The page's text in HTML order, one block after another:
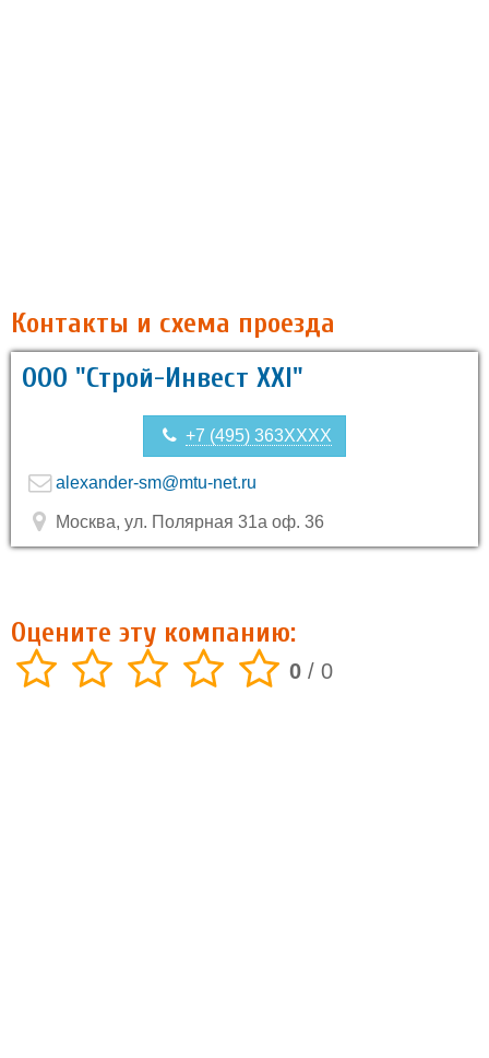
Контакты и схема проезда
OOO "Строй-Инвест ХХI"
+7 (495) 363XXXX
alexander-sm@mtu-net.ru
Москва, ул. Полярная 31а оф. 36
Оцените эту компанию:
0 / 0